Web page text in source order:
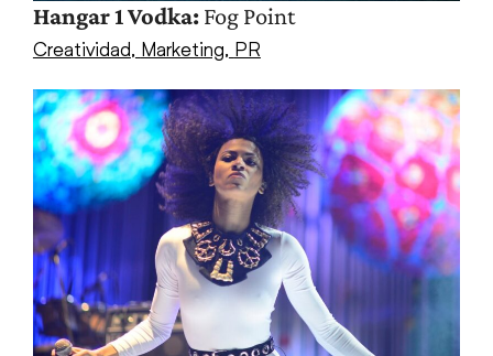
Hangar 1 Vodka:Fog Point
Creatividad, Marketing, PR